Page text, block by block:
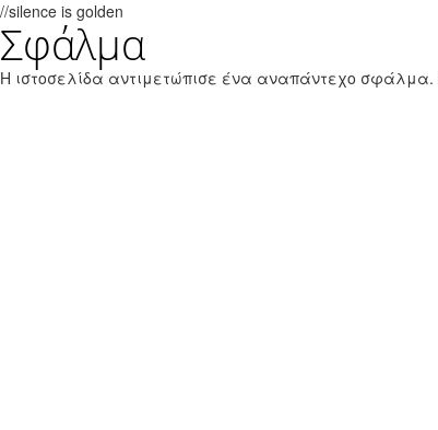
//silence is golden
Παράκαμψη προς το κυρίως περιεχόμενο
Εθνικό Θαλάσσιο Πάρκο Ζακύνθου
Σφάλμα
Η ιστοσελίδα αντιμετώπισε ένα αναπάντεχο